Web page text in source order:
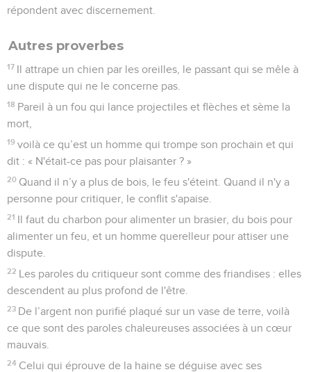
répondent avec discernement.
Autres proverbes
17 Il attrape un chien par les oreilles, le passant qui se mêle à
une dispute qui ne le concerne pas.
18 Pareil à un fou qui lance projectiles et flèches et sème la
mort,
19 voilà ce qu’est un homme qui trompe son prochain et qui
dit : « N'était-ce pas pour plaisanter ? »
20 Quand il n’y a plus de bois, le feu s'éteint. Quand il n'y a
personne pour critiquer, le conflit s'apaise.
21 Il faut du charbon pour alimenter un brasier, du bois pour
alimenter un feu, et un homme querelleur pour attiser une
dispute.
22 Les paroles du critiqueur sont comme des friandises : elles
descendent au plus profond de l'être.
23 De l’argent non purifié plaqué sur un vase de terre, voilà
ce que sont des paroles chaleureuses associées à un cœur
mauvais.
24 Celui qui éprouve de la haine se déguise avec ses